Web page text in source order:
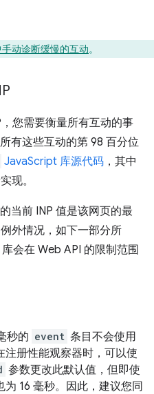
动诊断缓慢的互动。
您需要衡量所有互动的事
有这些互动的第 98 百分位
JavaScript 库源代码 ，其中
现。
当前 INP 值是该网页的最
外情况，如下一部分所
会在 Web API 的限制范围
秒的 event 条目不会使用
注册性能观察器时，可以使
参数更改此默认值，但即使
16 毫秒。因此，建议您同